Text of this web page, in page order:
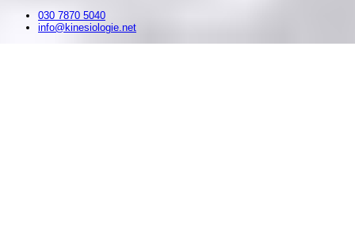
030 7870 5040
info@kinesiologie.net